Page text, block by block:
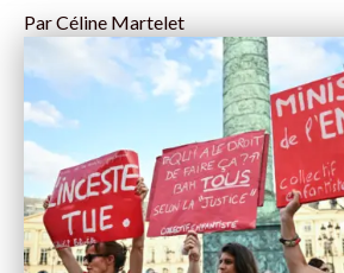
ParCéline Martelet